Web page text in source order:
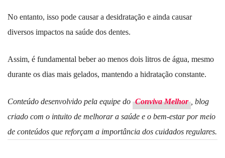
No entanto, isso pode causar a desidratação e ainda causar
diversos impactos na saúde dos dentes.
Assim, é fundamental beber ao menos dois litros de água, mesmo
durante os dias mais gelados, mantendo a hidratação constante.
Conteúdo desenvolvido pela equipe do Conviva Melhor
, blog
criado com o intuito de melhorar a saúde e o bem-estar por meio
de conteúdos que reforçam a importância dos cuidados regulares.